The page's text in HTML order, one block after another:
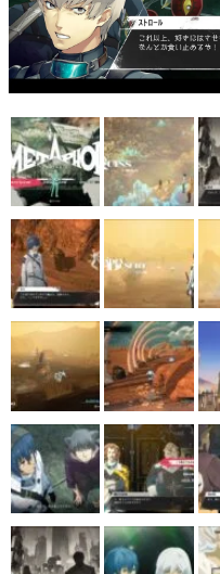
電ファミニコゲーマーとは？
運営：株式会社マレ